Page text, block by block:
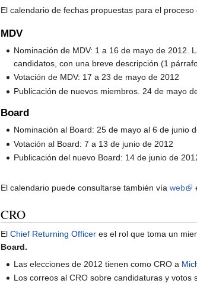
El calendario de fechas propuestas para el
MDV
Nominación de MDV: 1 a 16 de mayo de 2012.
candidatos, con una breve descripción (1
Votación de MDV: 17 a 23 de mayo de 2012
Publicación de nuevos miembros. 24 de mayo
Board
Nominación al Board: 25 de mayo al 6 de junio
Votación al Board: 7 a 13 de junio de 2012
Publicación del nuevo Board: 14 de junio de
El calendario puede consultarse también vía web
CRO
El Chief Returning Officer es el rol que toma un
Board.
Las elecciones de 2012 tienen como CRO a
Los correos al CRO sobre candidaturas y